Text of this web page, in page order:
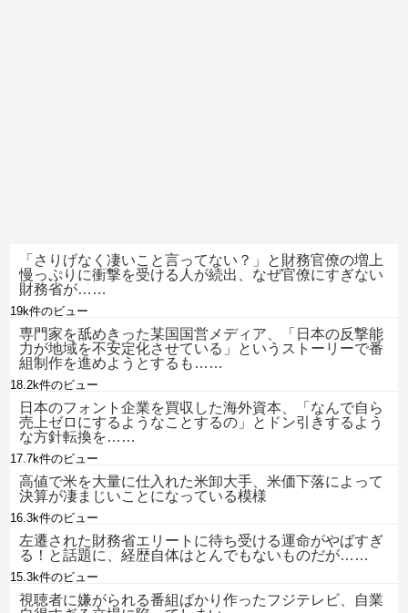
「さりげなく凄いこと言ってない？」と財務官僚の増上
慢っぷりに衝撃を受ける人が続出、なぜ官僚にすぎない
財務省が……
19k件のビュー
専門家を舐めきった某国国営メディア、「日本の反撃能
力が地域を不安定化させている」というストーリーで番
組制作を進めようとするも……
18.2k件のビュー
日本のフォント企業を買収した海外資本、「なんで自ら
売上ゼロにするようなことするの」とドン引きするよう
な方針転換を……
17.7k件のビュー
高値で米を大量に仕入れた米卸大手、米価下落によって
決算が凄まじいことになっている模様
16.3k件のビュー
左遷された財務省エリートに待ち受ける運命がやばすぎ
る！と話題に、経歴自体はとんでもないものだが……
15.3k件のビュー
視聴者に嫌がられる番組ばかり作ったフジテレビ、自業